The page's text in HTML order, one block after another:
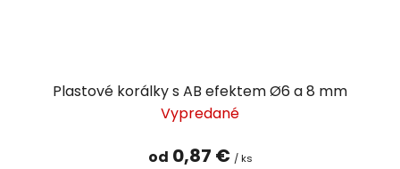
Plastové korálky s AB efektem Ø6 a 8 mm
Vypredané
od 0,87 € / ks